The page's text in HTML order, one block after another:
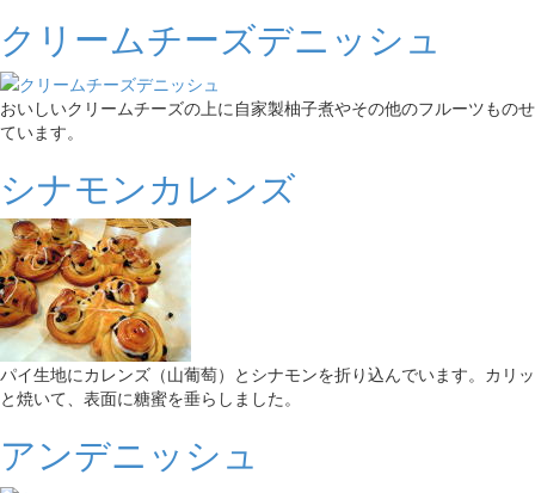
クリームチーズデニッシュ
おいしいクリームチーズの上に自家製柚子煮やその他のフルーツものせ
ています。
シナモンカレンズ
パイ生地にカレンズ（山葡萄）とシナモンを折り込んでいます。カリッ
と焼いて、表面に糖蜜を垂らしました。
アンデニッシュ